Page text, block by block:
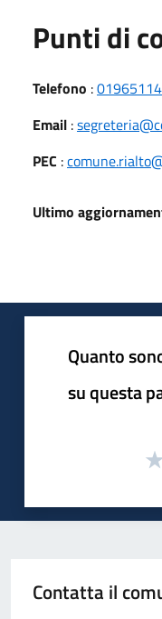
Punti di
Telefono :01965114
Email :
PEC :
Ultimo
Quanto
su questa
Contatta il